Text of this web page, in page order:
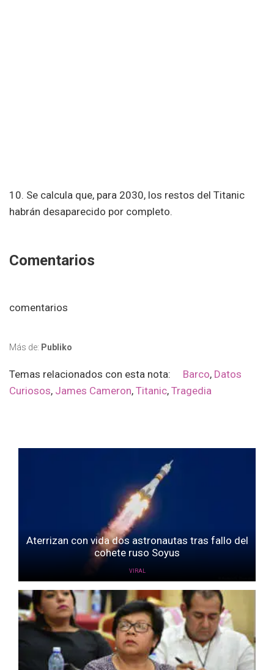
10. Se calcula que, para 2030, los restos del Titanic
habrán desaparecido por completo.
Comentarios
comentarios
Más de: Publiko
Temas relacionados con esta nota: Barco, Datos
Curiosos, James Cameron, Titanic, Tragedia
Aterrizan con vida dos astronautas tras fallo del
cohete ruso Soyus
VIRAL